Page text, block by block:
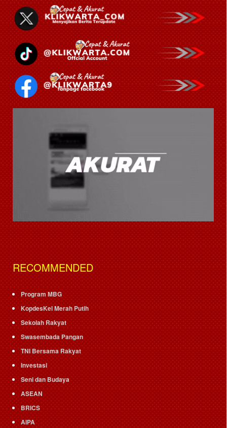
RECOMMENDED
Program MBG
KopdesKel Merah Putih
Sekolah Rakyat
Swasembada Pangan
TNI Bersama Rakyat
Investasi
Seni dan Budaya
ASEAN
BRICS
AIPA